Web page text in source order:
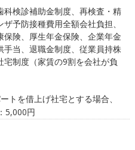
検診補助金制度、再検査・精
予防接種費用全額会社負担、
険、厚生年金保険、企業年金
当、退職金制度、従業員持株
制度（家賃の9割を会社が負
トを借上げ社宅とする場合、
5,000円